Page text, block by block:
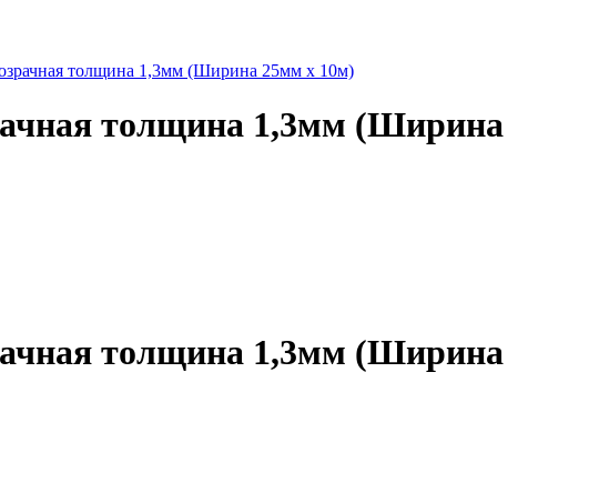
толщина 1,3мм (Ширина 25мм х 10м)
толщина 1,3мм (Ширина
толщина 1,3мм (Ширина